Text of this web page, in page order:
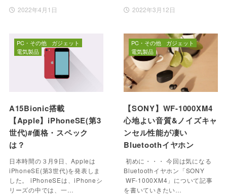
2022年4月1日
2022年3月12日
A15Bionic搭載
【Apple】iPhoneSE(第3
世代)#価格・スペック
は？
日本時間の３月9日、Appleは
iPhoneSE(第3世代)を発表しま
した。 iPhoneSEは、iPhoneシ
リーズの中では、一…
PC・その他
ガジェット
電気製品
【SONY】WF-1000XM4
心地よい音質&ノイズキャ
ンセル性能が凄い
Bluetoothイヤホン
初めに・・・ 今回は気になる
Bluetoothイヤホン「SONY
WF-1000XM4」について記事
を書いていきたい…
PC・その他
ガジェット
電気製品